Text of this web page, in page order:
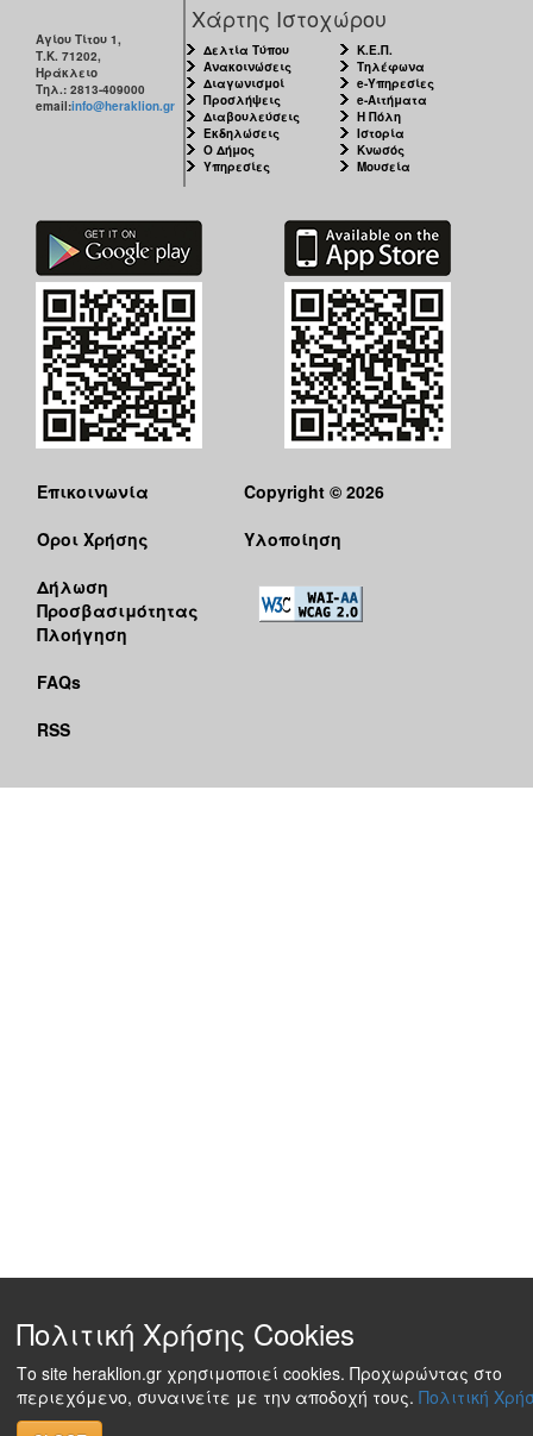
Αγίου Τίτου 1,
Τ.Κ. 71202,
Ηράκλειο
Τηλ.: 2813-409000
email:info@heraklion.gr
Χάρτης Ιστοχώρου
Δελτία Τύπου
Ανακοινώσεις
Διαγωνισμοί
Προσλήψεις
Διαβουλεύσεις
Εκδηλώσεις
Ο Δήμος
Υπηρεσίες
Κ.Ε.Π.
Τηλέφωνα
e-Υπηρεσίες
e-Αιτήματα
Η Πόλη
Ιστορία
Κνωσός
Μουσεία
Επικοινωνία
Όροι Χρήσης
Δήλωση
Προσβασιμότητας
Πλοήγηση
FAQs
RSS
Copyright © 2026
Υλοποίηση
Πολιτική Χρήσης Cookies
Το site heraklion.gr χρησιμοποιεί cookies. Προχωρώντας στο
περιεχόμενο, συναινείτε με την αποδοχή τους. Πολιτική